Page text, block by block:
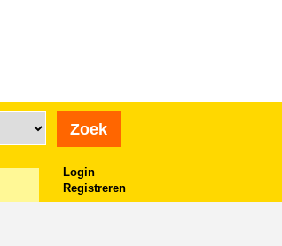
Login
Registreren